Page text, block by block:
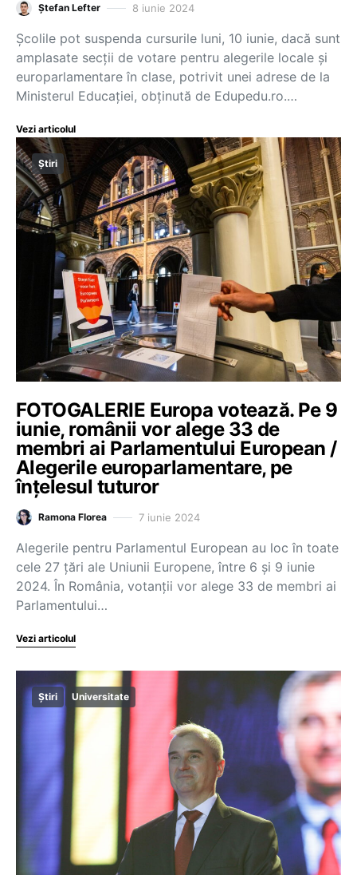
Ștefan Lefter 8 iunie 2024
Școlile pot suspenda cursurile luni, 10 iunie, dacă sunt
amplasate secții de votare pentru alegerile locale și
europarlamentare în clase, potrivit unei adrese de la
Ministerul Educației, obținută de Edupedu.ro.…
Vezi articolul
Știri
FOTOGALERIE Europa votează. Pe 9
iunie, românii vor alege 33 de
membri ai Parlamentului European /
Alegerile europarlamentare, pe
înțelesul tuturor
Ramona Florea 7 iunie 2024
Alegerile pentru Parlamentul European au loc în toate
cele 27 țări ale Uniunii Europene, între 6 și 9 iunie
2024. În România, votanții vor alege 33 de membri ai
Parlamentului…
Vezi articolul
Știri Universitate